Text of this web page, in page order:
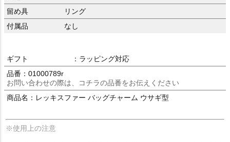
留め具
リング
付属品
なし
ギフト
：ラッピング対応
品番：01000789r
お問い合わせの際は、コチラの品番をお伝えください
商品名：レッキスファー バッグチャーム ウサギ型
※使用上の注意